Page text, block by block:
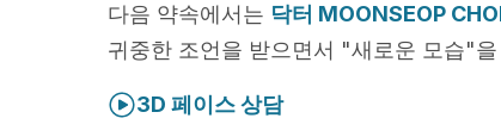
다음 약속에서는 닥터 MOONSEOP
귀중한 조언을 받으면서 "새로운 모습"
3D 페이스 상담